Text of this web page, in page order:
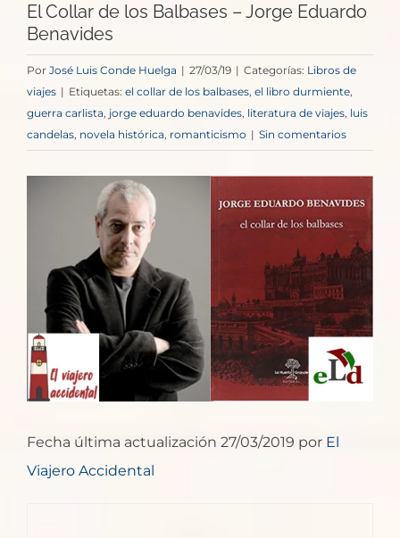
El Collar de los Balbases – Jorge Eduardo
Benavides
Por José Luis Conde Huelga | 27/03/19 | Categorías: Libros de
viajes | Etiquetas: el collar de los balbases, el libro durmiente,
guerra carlista, jorge eduardo benavides, literatura de viajes, luis
candelas, novela histórica, romanticismo | Sin comentarios
grande
Fecha última actualización 27/03/2019 por El
Viajero Accidental